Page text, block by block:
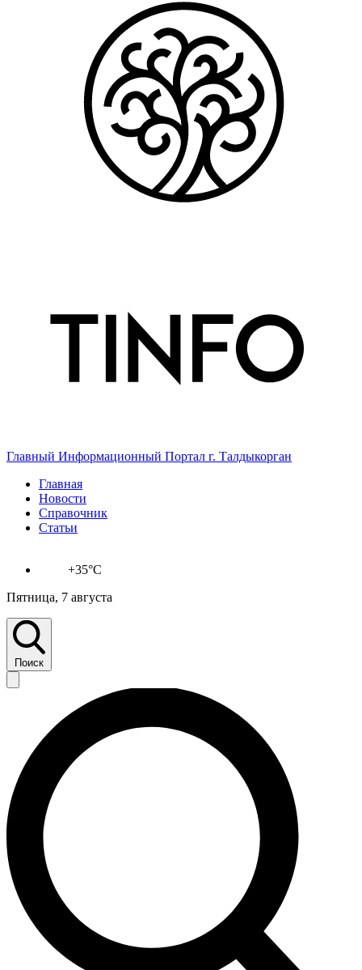
Главный Информационный Портал г. Талдыкорган
Главная
Новости
Справочник
Статьи
+35°C
Пятница, 7 августа
Поиск